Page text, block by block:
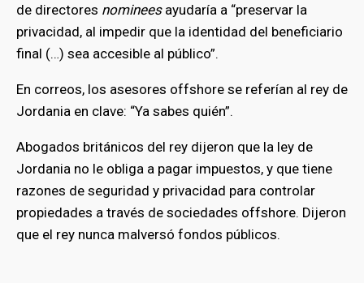
de directores nominees ayudaría a “preservar la
privacidad, al impedir que la identidad del beneficiario
final (…) sea accesible al público”.
En correos, los asesores offshore se referían al rey de
Jordania en clave: “Ya sabes quién”.
Abogados británicos del rey dijeron que la ley de
Jordania no le obliga a pagar impuestos, y que tiene
razones de seguridad y privacidad para controlar
propiedades a través de sociedades offshore. Dijeron
que el rey nunca malversó fondos públicos.